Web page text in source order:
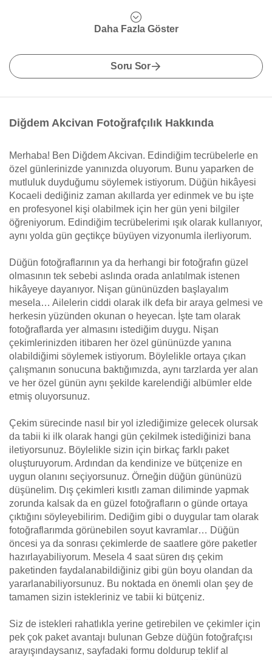
Daha Fazla Göster
Soru Sor
Diğdem Akcivan Fotoğrafçılık Hakkında
Merhaba! Ben Diğdem Akcivan. Edindiğim tecrübelerle en
özel günlerinizde yanınızda oluyorum. Bunu yaparken de
mutluluk duyduğumu söylemek istiyorum. Düğün hikâyesi
Kocaeli dediğiniz zaman akıllarda yer edinmek ve bu işte
en profesyonel kişi olabilmek için her gün yeni bilgiler
öğreniyorum. Edindiğim tecrübelerimi ışık olarak kullanıyor,
aynı yolda gün geçtikçe büyüyen vizyonumla ilerliyorum.
Düğün fotoğraflarının ya da herhangi bir fotoğrafın güzel
olmasının tek sebebi aslında orada anlatılmak istenen
hikâyeye dayanıyor. Nişan gününüzden başlayalım
mesela… Ailelerin ciddi olarak ilk defa bir araya gelmesi ve
herkesin yüzünden okunan o heyecan. İşte tam olarak
fotoğraflarda yer almasını istediğim duygu. Nişan
çekimlerinizden itibaren her özel gününüzde yanına
olabildiğimi söylemek istiyorum. Böylelikle ortaya çıkan
çalışmanın sonucuna baktığımızda, aynı tarzlarda yer alan
ve her özel günün aynı şekilde karelendiği albümler elde
etmiş oluyorsunuz.
Çekim sürecinde nasıl bir yol izlediğimize gelecek olursak
da tabii ki ilk olarak hangi gün çekilmek istediğinizi bana
iletiyorsunuz. Böylelikle sizin için birkaç farklı paket
oluşturuyorum. Ardından da kendinize ve bütçenize en
uygun olanını seçiyorsunuz. Örneğin düğün gününüzü
düşünelim. Dış çekimleri kısıtlı zaman diliminde yapmak
zorunda kalsak da en güzel fotoğrafların o günde ortaya
çıktığını söyleyebilirim. Dediğim gibi o duygular tam olarak
fotoğraflarımda görünebilen soyut kavramlar… Düğün
öncesi ya da sonrası çekimlerde de saatlere göre paketler
hazırlayabiliyorum. Mesela 4 saat süren dış çekim
paketinden faydalanabildiğiniz gibi gün boyu olandan da
yararlanabiliyorsunuz. Bu noktada en önemli olan şey de
tamamen sizin istekleriniz ve tabii ki bütçeniz.
Siz de istekleri rahatlıkla yerine getirebilen ve çekimler için
pek çok paket avantajı bulunan Gebze düğün fotoğrafçısı
arayışındaysanız, sayfadaki formu doldurup teklif al